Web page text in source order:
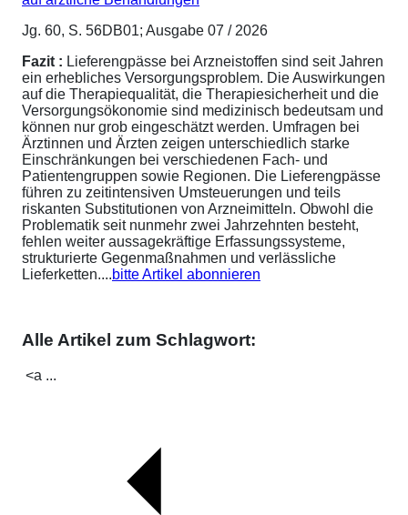
Jg. 60, S. 56DB01; Ausgabe 07 / 2026
Fazit : Lieferengpässe bei Arzneistoffen sind seit Jahren
ein erhebliches Versorgungsproblem. Die Auswirkungen
auf die Therapiequalität, die Therapiesicherheit und die
Versorgungsökonomie sind medizinisch bedeutsam und
können nur grob eingeschätzt werden. Umfragen bei
Ärztinnen und Ärzten zeigen unterschiedlich starke
Einschränkungen bei verschiedenen Fach- und
Patientengruppen sowie Regionen. Die Lieferengpässe
führen zu zeitintensiven Umsteuerungen und teils
riskanten Substitutionen von Arzneimitteln. Obwohl die
Problematik seit nunmehr zwei Jahrzehnten besteht,
fehlen weiter aussagekräftige Erfassungssysteme,
strukturierte Gegenmaßnahmen und verlässliche
Lieferketten....bitte Artikel abonnieren
Alle Artikel zum Schlagwort:
<a ...